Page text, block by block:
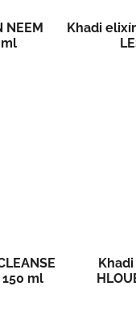
NEEM
ml
Khadi
ml